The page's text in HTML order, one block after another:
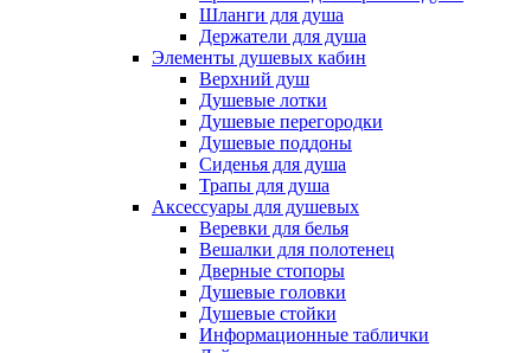
Шланги для душа
Держатели для душа
Элементы душевых кабин
Верхний душ
Душевые лотки
Душевые перегородки
Душевые поддоны
Сиденья для душа
Трапы для душа
Аксессуары для душевых
Веревки для белья
Вешалки для полотенец
Дверные стопоры
Душевые головки
Душевые стойки
Информационные таблички